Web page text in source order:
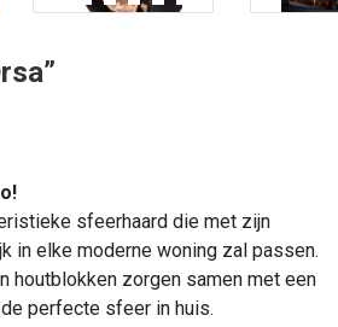
sfeerhaard die met zijn
in elke moderne woning zal passen.
houtblokken zorgen samen met een
perfecte sfeer in huis.